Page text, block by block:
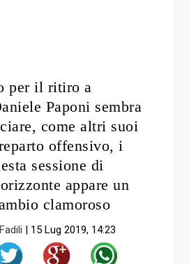
per il ritiro a
Paponi sembra
come altri suoi
offensivo, i
sessione di
appare un
clamoroso
| 15 Lug 2019, 14:23